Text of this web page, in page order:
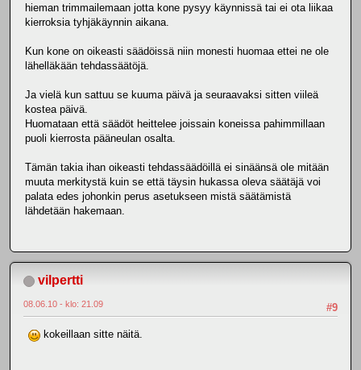
hieman trimmailemaan jotta kone pysyy käynnissä tai ei ota liikaa
kierroksia tyhjäkäynnin aikana.
Kun kone on oikeasti säädöissä niin monesti huomaa ettei ne ole
lähelläkään tehdassäätöjä.
Ja vielä kun sattuu se kuuma päivä ja seuraavaksi sitten viileä
kostea päivä.
Huomataan että säädöt heittelee joissain koneissa pahimmillaan
puoli kierrosta pääneulan osalta.
Tämän takia ihan oikeasti tehdassäädöillä ei sinäänsä ole mitään
muuta merkitystä kuin se että täysin hukassa oleva säätäjä voi
palata edes johonkin perus asetukseen mistä säätämistä
lähdetään hakemaan.
vilpertti
#9
08.06.10 - klo: 21.09
kokeillaan sitte näitä.